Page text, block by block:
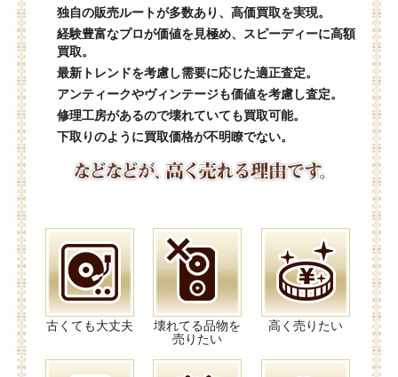
独自の販売ルートが多数あり、高価買取を実現。
経験豊富なプロが価値を見極め、スピーディーに高額
買取。
最新トレンドを考慮し需要に応じた適正査定。
アンティークやヴィンテージも価値を考慮し査定。
修理工房があるので壊れていても買取可能。
下取りのように買取価格が不明瞭でない。
古くても大丈夫
壊れてる品物を
売りたい
高く売りたい